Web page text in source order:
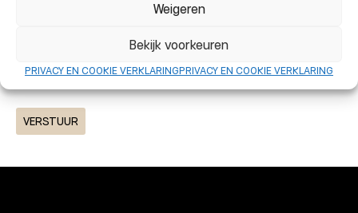
Weigeren
Bekijk voorkeuren
PRIVACY EN COOKIE VERKLARINGPRIVACY EN COOKIE VERKLARING
Ik geef de site toegang tot mijn persoonlijke
gegevens en om antwoord te krijgen.
VERSTUUR